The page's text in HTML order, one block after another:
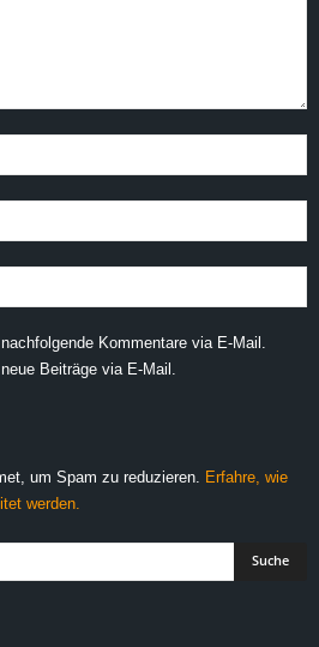
Kommentare via E-Mail.
Beiträge via E-Mail.
um Spam zu reduzieren.
Erfahre, wie
werden.